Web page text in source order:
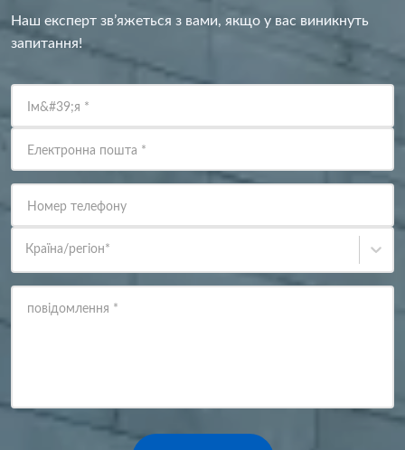
Наш експерт зв’яжеться з вами, якщо у вас виникнуть
запитання!
Ім&#39;я *
Електронна пошта *
Номер телефону
Країна/регіон*
повідомлення *